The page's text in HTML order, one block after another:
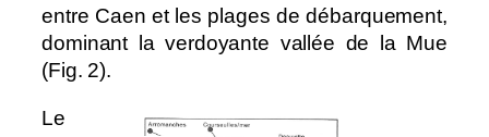
entre Caen et les plages de débarquement,
dominant la verdoyante vallée de la Mue
(Fig. 2).
Le